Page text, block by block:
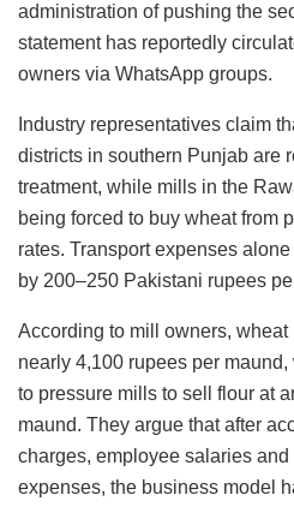
administration of pushing the
statement has reportedly
owners via WhatsApp groups.
Industry representatives claim
districts in southern Punjab are
treatment, while mills in the
being forced to buy wheat from
rates. Transport expenses
by 200–250 Pakistani rupees
According to mill owners,
nearly 4,100 rupees per
to pressure mills to sell flour at
maund. They argue that after
charges, employee salaries and
expenses, the business model